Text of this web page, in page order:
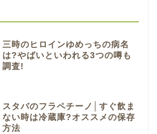
三時のヒロインゆめっちの病名
は?やばいといわれる3つの噂も
調査!
スタバのフラペチーノ│すぐ飲ま
ない時は冷蔵庫?オススメの保存
方法